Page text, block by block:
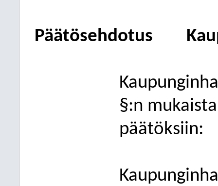
Päätösehdotus
§:n
päätöksiin: